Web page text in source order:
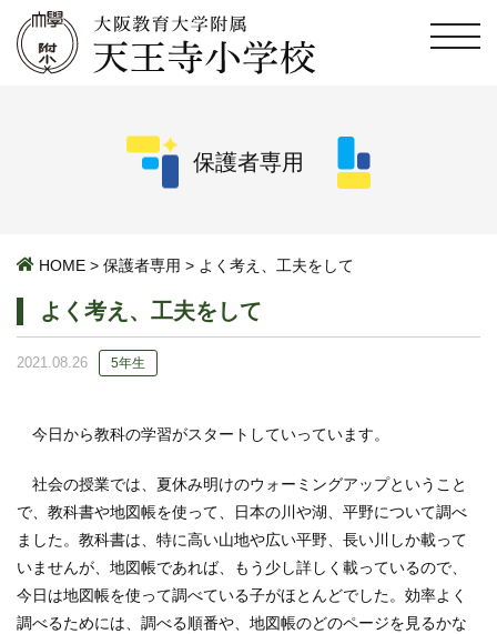
保護者専用
HOME > 保護者専用 > よく考え、工夫をして
よく考え、工夫をして
2021.08.26 5年生
今日から教科の学習がスタートしていっています。
社会の授業では、夏休み明けのウォーミングアップということ
で、教科書や地図帳を使って、日本の川や湖、平野について調べ
ました。教科書は、特に高い山地や広い平野、長い川しか載って
いませんが、地図帳であれば、もう少し詳しく載っているので、
今日は地図帳を使って調べている子がほとんどでした。効率よく
調べるためには、調べる順番や、地図帳のどのページを見るかな